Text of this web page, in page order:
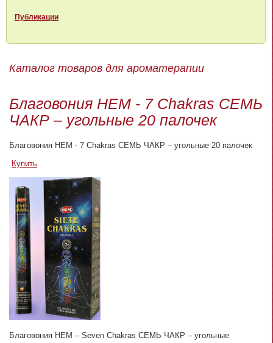
Публикации
Каталог товаров для ароматерапии
Благовония HEM - 7 Chakras СЕМЬ
ЧАКР – угольные 20 палочек
Благовония HEM - 7 Chakras СЕМЬ ЧАКР – угольные 20 палочек
Купить
Благовония HEM – Seven Chakras СЕМЬ ЧАКР – угольные